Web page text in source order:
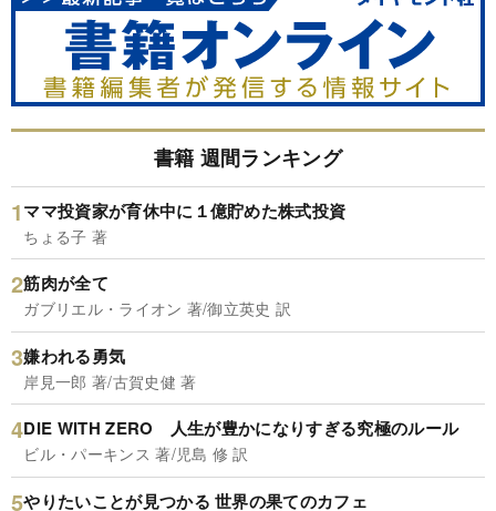
書籍 週間ランキング
ママ投資家が育休中に１億貯めた株式投資
ちょる子 著
筋肉が全て
ガブリエル・ライオン 著/御立英史 訳
嫌われる勇気
岸見一郎 著/古賀史健 著
DIE WITH ZERO 人生が豊かになりすぎる究極のルール
ビル・パーキンス 著/児島 修 訳
やりたいことが見つかる 世界の果てのカフェ